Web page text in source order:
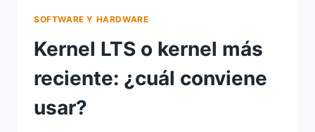
SOFTWARE Y HARDWARE
Kernel LTS o kernel más
reciente: ¿cuál conviene
usar?